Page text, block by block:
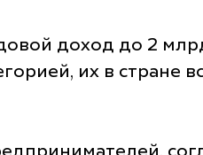
доход до 2
их в стране